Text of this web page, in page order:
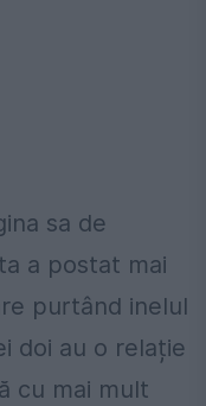
sa de
a postat mai
purtând inelul
doi au o relație
cu mai mult